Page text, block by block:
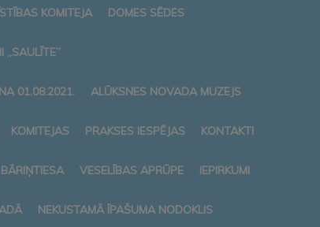
KOMITEJA DOMES SĒDES
„SAULĪTE”
01.08.2021. ALŪKSNES NOVADA MUZEJS
KOMITEJAS PRAKSES IESPĒJAS KONTAKTI
BĀRIŅTIESA VESELĪBAS APRŪPE IEPIRKUMI
NEKUSTAMĀ ĪPAŠUMA NODOKLIS